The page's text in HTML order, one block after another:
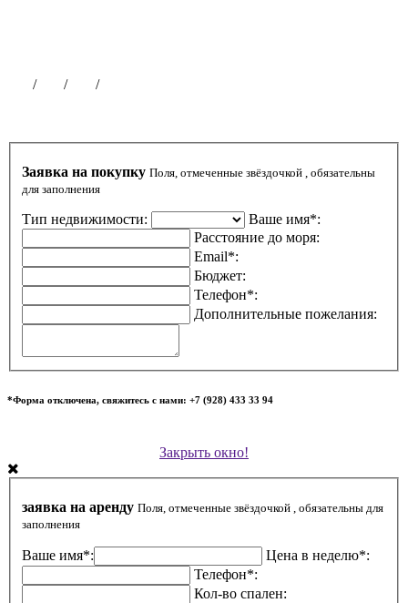
/ / /
Заявка на покупку Поля, отмеченные звёздочкой , обязательны
для заполнения
Тип недвижимости:
Ваше имя*:
Расстояние до моря:
Email*:
Бюджет:
Телефон*:
Дополнительные пожелания:
*Форма отключена, свяжитесь с нами: +7 (928) 433 33 94
Закрыть окно!
заявка на аренду Поля, отмеченные звёздочкой , обязательны для
заполнения
Ваше имя*:
Цена в неделю*:
Телефон*:
Кол-во спален: